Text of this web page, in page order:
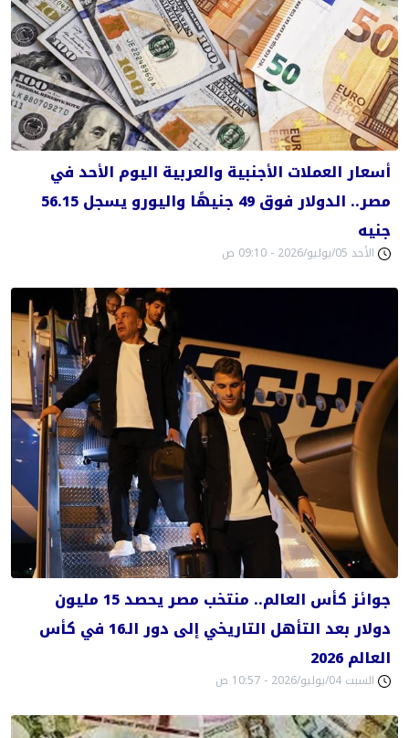
أسعار العملات الأجنبية والعربية اليوم الأحد في
مصر.. الدولار فوق 49 جنيهًا واليورو يسجل 56.15
جنيه
الأحد 05/يوليو/2026 - 09:10 ص
جوائز كأس العالم.. منتخب مصر يحصد 15 مليون
دولار بعد التأهل التاريخي إلى دور الـ16 في كأس
العالم 2026
السبت 04/يوليو/2026 - 10:57 ص